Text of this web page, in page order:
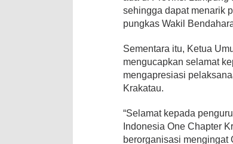
sehingga dapat menarik
pungkas Wakil
Sementara itu, Ketua
mengucapkan selamat
mengapresiasi
Krakatau.
“Selamat kepada
Indonesia One Chapter
berorganisasi mengingat